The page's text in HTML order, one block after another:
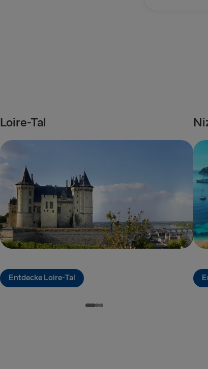
Hoek van
Holyhead →
Fishguard
Liverpool →
Harwich →
Loire-Tal
Entdecke Loire-Tal